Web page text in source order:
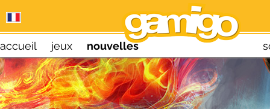
accueil jeux nouvelles